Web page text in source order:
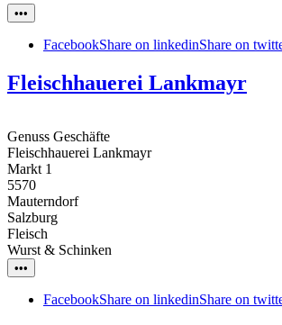
•••
FacebookShare on linkedinShare on
Fleischhauerei Lankmayr
Genuss Geschäfte
Fleischhauerei Lankmayr
Markt 1
5570
Mauterndorf
Salzburg
Fleisch
Wurst & Schinken
•••
FacebookShare on linkedinShare on